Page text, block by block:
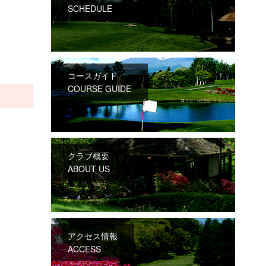
SCHEDULE
コースガイド
COURSE GUIDE
クラブ概要
ABOUT US
アクセス情報
ACCESS